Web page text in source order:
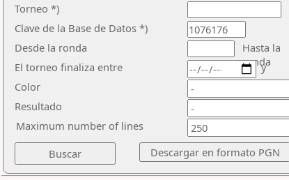
Torneo *)
Clave de la Base de Datos *)
Desde la ronda
Hasta la
ronda
El torneo finaliza entre
Color
Resultado
y
Maximum number of lines